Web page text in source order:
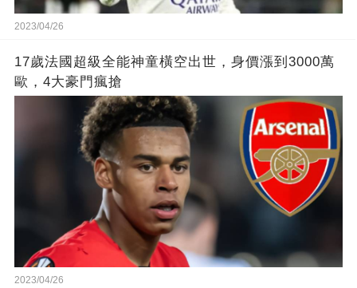
2023/04/26
17歲法國超級全能神童橫空出世，身價漲到3000萬
歐，4大豪門瘋搶
2023/04/26